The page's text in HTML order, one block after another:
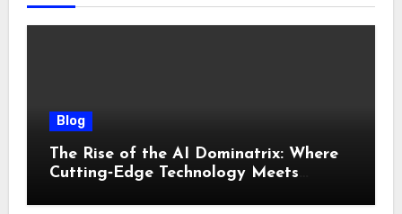
Blog
The Rise of the AI Dominatrix: Where
Cutting‑Edge Technology Meets